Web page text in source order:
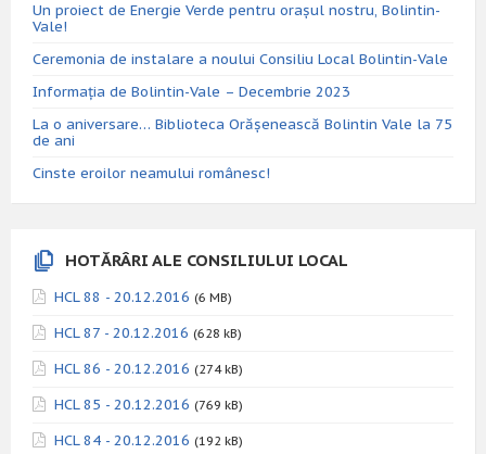
Un proiect de Energie Verde pentru orașul nostru, Bolintin-
Vale!
Ceremonia de instalare a noului Consiliu Local Bolintin-Vale
Informația de Bolintin-Vale – Decembrie 2023
La o aniversare… Biblioteca Orăşenească Bolintin Vale la 75
de ani
Cinste eroilor neamului românesc!
HOTĂRÂRI ALE CONSILIULUI LOCAL
HCL 88 - 20.12.2016 (6 MB)
HCL 87 - 20.12.2016 (628 kB)
HCL 86 - 20.12.2016 (274 kB)
HCL 85 - 20.12.2016 (769 kB)
HCL 84 - 20.12.2016 (192 kB)